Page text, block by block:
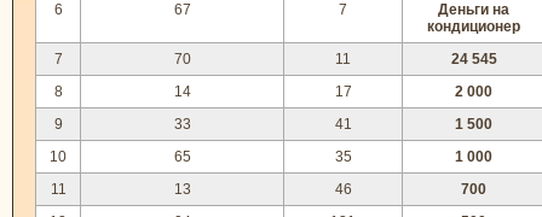
6
67 7
Деньги на
кондиционер
7
70 11
24 545
8
14 17
2 000
9
33 41
1 500
10
65 35
1 000
11
13 46
700